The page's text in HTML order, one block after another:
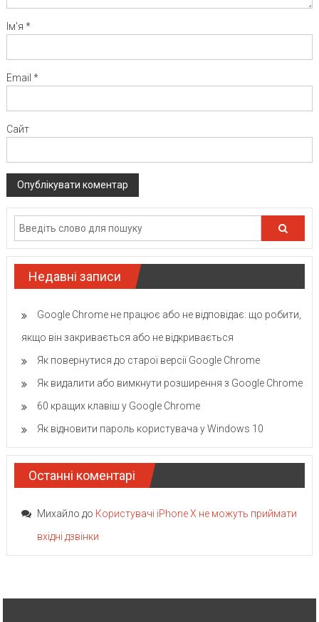
Ім'я *
Email *
Сайт
Недавні записи
Google Chrome не працює або не відповідає: що робити,
якщо він закривається або не відкривається
Як повернутися до старої версії Google Chrome
Як видалити або вимкнути розширення з Google Chrome
60 кращих клавіш у Google Chrome
Як відновити пароль користувача у Windows 10
Останні коментарі
Михайло до Користувачі iPhone X не можуть приймати
вхідні дзвінки